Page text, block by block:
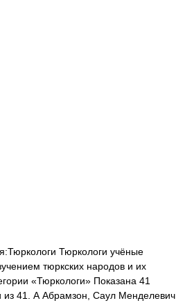
Тюркологи учёные
тюркских народов и их
«Тюркологи» Показана 41
из 41. А Абрамзон, Саул Менделевич